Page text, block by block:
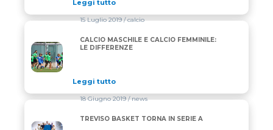
Leggi tutto
CALCIO MASCHILE E CALCIO FEMMINILE: LE
15 Luglio 2019/ calcio
CALCIO MASCHILE E CALCIO FEMMINILE:
LE DIFFERENZE
Leggi tutto
TREVISO BASKET TORNA IN SERIE A
18 Giugno 2019/ news
TREVISO BASKET TORNA IN SERIE A